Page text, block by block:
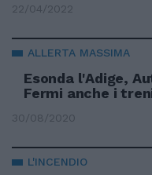
22/04/2022
ALLERTA MASSIMA
Esonda l'Adige,
Fermi anche i
30/08/2020
L'INCENDIO